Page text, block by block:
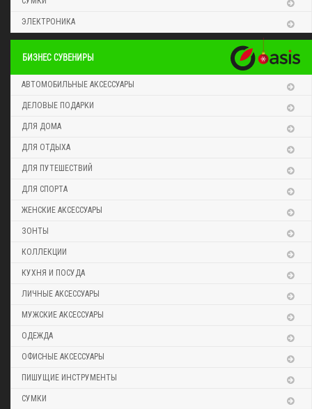
ЭЛЕКТРОНИКА
БИЗНЕС СУВЕНИРЫ
АВТОМОБИЛЬНЫЕ АКСЕССУАРЫ
ДЕЛОВЫЕ ПОДАРКИ
ДЛЯ ДОМА
ДЛЯ ОТДЫХА
ДЛЯ ПУТЕШЕСТВИЙ
ДЛЯ СПОРТА
ЖЕНСКИЕ АКСЕССУАРЫ
ЗОНТЫ
КОЛЛЕКЦИИ
КУХНЯ И ПОСУДА
ЛИЧНЫЕ АКСЕССУАРЫ
МУЖСКИЕ АКСЕССУАРЫ
ОДЕЖДА
ОФИСНЫЕ АКСЕССУАРЫ
ПИШУЩИЕ ИНСТРУМЕНТЫ
СУМКИ